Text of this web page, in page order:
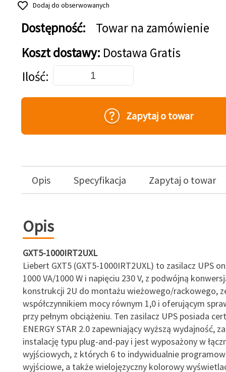
Dodaj do obserwowanych
Dostępność:
Towar na zamówienie
Koszt dostawy: Dostawa Gratis
Dodaj do koszyka
Ilość
Zapytaj o towar
Opis Specyfikacja Zapytaj o towar
Opis
GXT5-1000IRT2UXL
Liebert GXT5 (GXT5-1000IRT2UXL) to zasilacz UPS
1000 VA/1000 W i napięciu 230 V, z podwójną
konstrukcji 2U do montażu wieżowego/rackowego,
współczynnikiem mocy równym 1,0 i oferującym
przy pełnym obciążeniu. Ten zasilacz UPS posiada
ENERGY STAR 2.0 zapewniający wyższą wydajność,
instalację typu plug-and-pay i jest wyposażony w
wyjściowych, z których 6 to indywidualnie
wyjściowe, a także wielojęzyczny kolorowy